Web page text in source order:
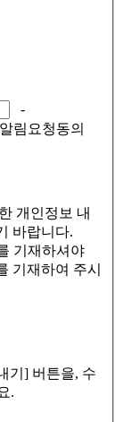
-
림요청동의
개인정보 내
바랍니다.
기재하셔야
기재하여 주시
기] 버튼을, 수
.